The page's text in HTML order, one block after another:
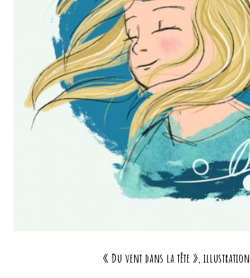
« Du vent dans la tête », illustration